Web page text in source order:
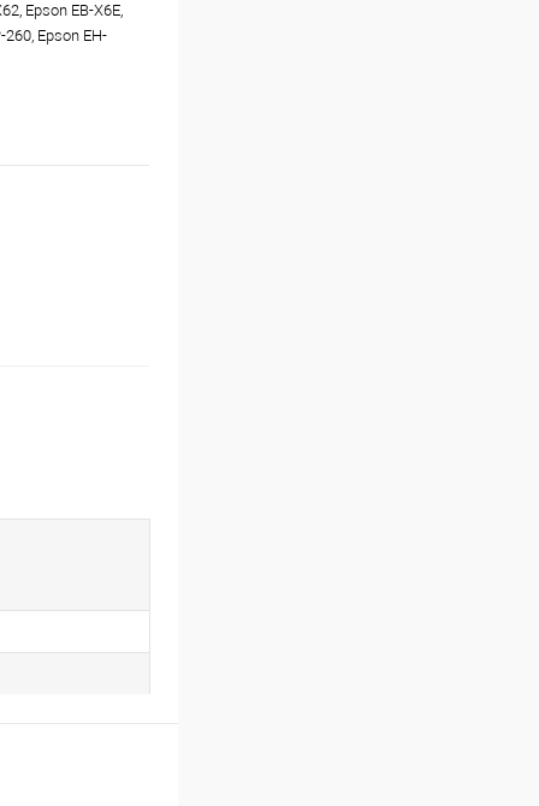
Epson EB-X6E,
260, Epson EH-